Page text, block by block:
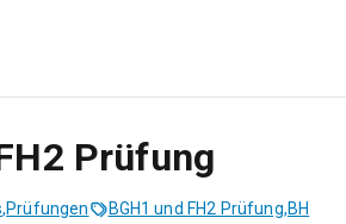
Prüfung
,Prüfungen BGH1 und FH2 Prüfung,BH